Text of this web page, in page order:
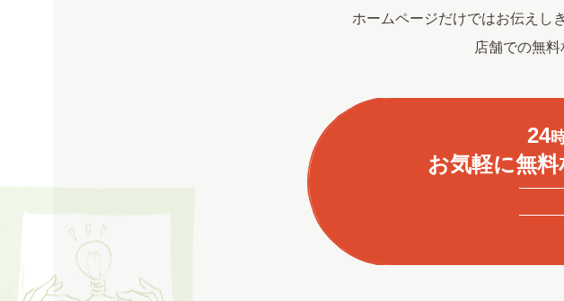
ホームページだけではお伝えし
店舗での無料
24
お気軽に無